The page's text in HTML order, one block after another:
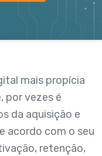
mais propícia
por vezes é
da aquisição e
acordo com o seu
retenção,